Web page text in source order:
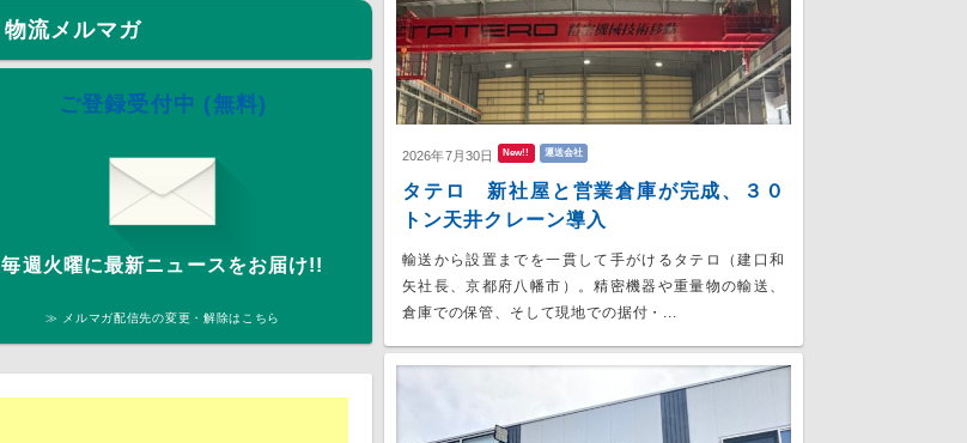
2026年7月30日 New!! 運送会社
タテロ 新社屋と営業倉庫が完成、３０
トン天井クレーン導入
輸送から設置までを一貫して手がけるタテロ（建口和
矢社長、京都府八幡市）。精密機器や重量物の輸送、
倉庫での保管、そして現地での据付・...
物流メルマガ
ご登録受付中 (無料)
毎週火曜に最新ニュースをお届け!!
≫ メルマガ配信先の変更・解除はこちら